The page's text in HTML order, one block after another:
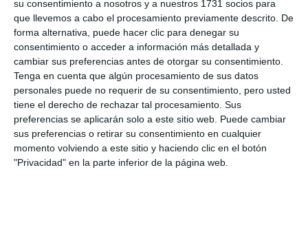
su consentimiento a nosotros y a nuestros 1731 socios para
que llevemos a cabo el procesamiento previamente descrito. De
forma alternativa, puede hacer clic para denegar su
consentimiento o acceder a información más detallada y
cambiar sus preferencias antes de otorgar su consentimiento.
Tenga en cuenta que algún procesamiento de sus datos
personales puede no requerir de su consentimiento, pero usted
tiene el derecho de rechazar tal procesamiento. Sus
preferencias se aplicarán solo a este sitio web. Puede cambiar
sus preferencias o retirar su consentimiento en cualquier
momento volviendo a este sitio y haciendo clic en el botón
"Privacidad" en la parte inferior de la página web.